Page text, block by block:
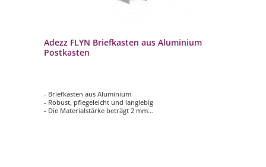
Adezz FLYN Briefkasten aus Aluminium
Postkasten
- Briefkasten aus Aluminium
- Robust, pflegeleicht und langlebig
- Die Materialstärke beträgt 2 mm